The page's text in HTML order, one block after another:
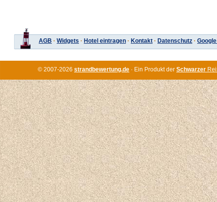
AGB · Widgets · Hotel eintragen · Kontakt · Datenschutz ·
© 2007-2026 strandbewertung.de · Ein Produkt der Schwarzer